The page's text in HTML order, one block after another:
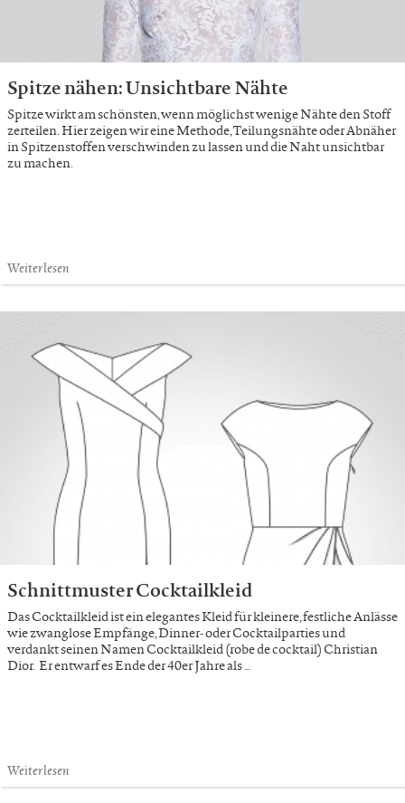
Spitze nähen: Unsichtbare Nähte
Spitze wirkt am schönsten, wenn möglichst wenige Nähte den Stoff
zerteilen. Hier zeigen wir eine Methode, Teilungsnähte oder Abnäher
in Spitzenstoffen verschwinden zu lassen und die Naht unsichtbar
zu machen.
Weiterlesen
Schnittmuster Cocktailkleid
Das Cocktailkleid ist ein elegantes Kleid für kleinere, festliche Anlässe
wie zwanglose Empfänge, Dinner- oder Cocktailparties und
verdankt seinen Namen Cocktailkleid (robe de cocktail) Christian
Dior. Er entwarf es Ende der 40er Jahre als …
Weiterlesen